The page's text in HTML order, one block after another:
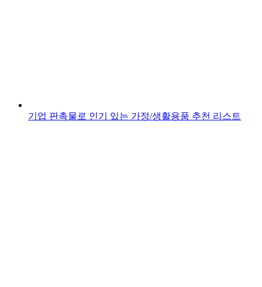
기업 판촉물로 인기 있는 가정/생활용품 추천 리스트